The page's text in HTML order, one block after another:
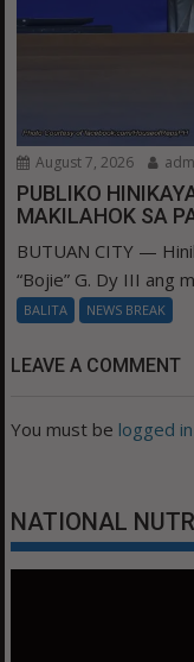
August 7, 2026
PUBLIKO
MAKILAHOK SA
BUTUAN CITY —
“Bojie” G. Dy III ang
BALITA NEWS BREAK
LEAVE A COMMENT
You must be logged in
NATIONAL